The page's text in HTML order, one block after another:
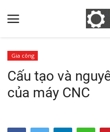
Home
Gia công
Cấu tạo và
của máy CNC